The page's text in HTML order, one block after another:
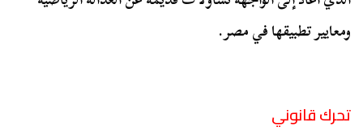
ومعايير تطبيقها في مصر.
تحرك قانوني